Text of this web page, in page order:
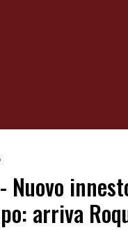
Nuovo
arriva